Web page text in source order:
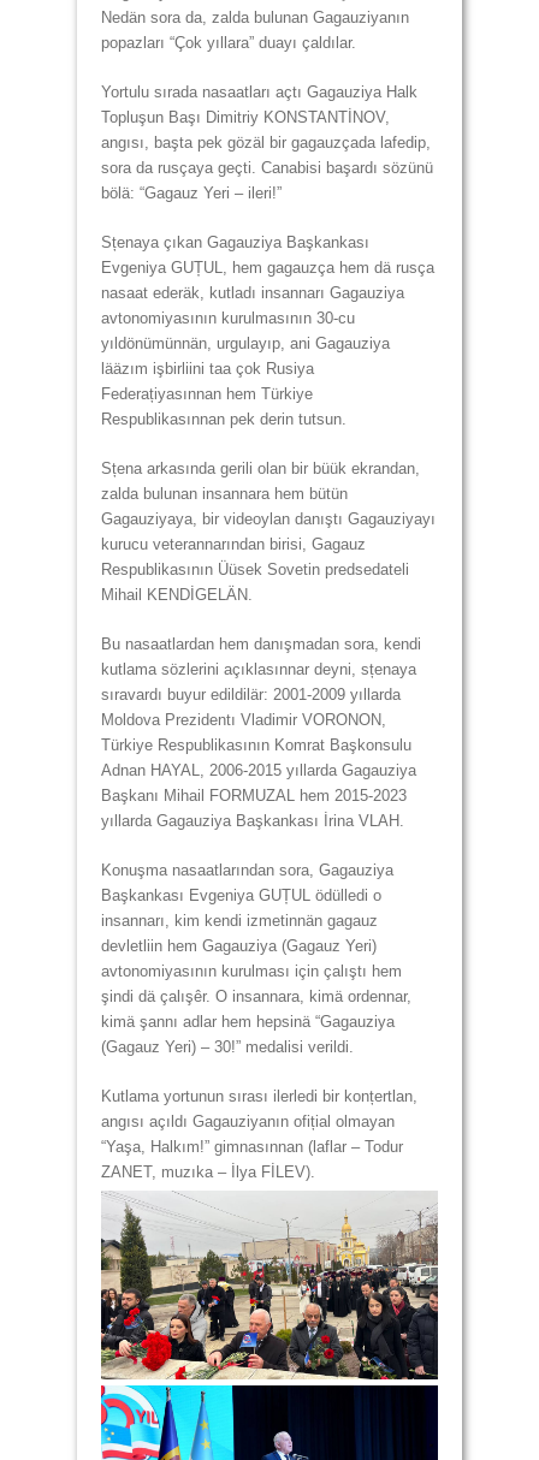
Nedän sora da, zalda bulunan Gagauziyanın
popazları “Çok yıllara” duayı çaldılar.
Yortulu sırada nasaatları açtı Gagauziya Halk
Topluşun Başı Dimitriy KONSTANTİNOV,
angısı, başta pek gözäl bir gagauzçada lafedip,
sora da rusçaya geçti. Canabisi başardı sözünü
bölä: “Gagauz Yeri – ileri!”
Sțenaya çıkan Gagauziya Başkankası
Evgeniya GUȚUL, hem gagauzça hem dä rusça
nasaat ederäk, kutladı insannarı Gagauziya
avtonomiyasının kurulmasının 30-cu
yıldönümünnän, urgulayıp, ani Gagauziya
lääzım işbirliini taa çok Rusiya
Federațiyasınnan hem Türkiye
Respublikasınnan pek derin tutsun.
Sțena arkasında gerili olan bir büük ekrandan,
zalda bulunan insannara hem bütün
Gagauziyaya, bir videoylan danıştı Gagauziyayı
kurucu veterannarından birisi, Gagauz
Respublikasının Üüsek Sovetin predsedateli
Mihail KENDİGELÄN.
Bu nasaatlardan hem danışmadan sora, kendi
kutlama sözlerini açıklasınnar deyni, sțenaya
sıravardı buyur edildilär: 2001-2009 yıllarda
Moldova Prezidentı Vladimir VORONON,
Türkiye Respublikasının Komrat Başkonsulu
Adnan HAYAL, 2006-2015 yıllarda Gagauziya
Başkanı Mihail FORMUZAL hem 2015-2023
yıllarda Gagauziya Başkankası İrina VLAH.
Konuşma nasaatlarından sora, Gagauziya
Başkankası Evgeniya GUȚUL ödülledi o
insannarı, kim kendi izmetinnän gagauz
devletliin hem Gagauziya (Gagauz Yeri)
avtonomiyasının kurulması için çalıştı hem
şindi dä çalışêr. O insannara, kimä ordennar,
kimä şannı adlar hem hepsinä “Gagauziya
(Gagauz Yeri) – 30!” medalisi verildi.
Kutlama yortunun sırası ilerledi bir konțertlan,
angısı açıldı Gagauziyanın ofițial olmayan
“Yaşa, Halkım!” gimnasınnan (laflar – Todur
ZANET, muzıka – İlya FİLEV).